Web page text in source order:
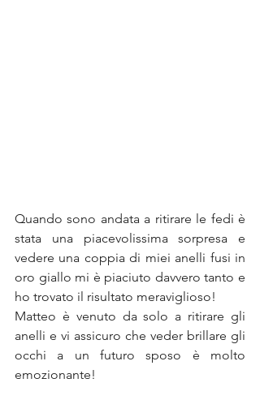
Quando sono andata a ritirare le fedi è
stata una piacevolissima sorpresa e
vedere una coppia di miei anelli fusi in
oro giallo mi è piaciuto davvero tanto e
ho trovato il risultato meraviglioso!
Matteo è venuto da solo a ritirare gli
anelli e vi assicuro che veder brillare gli
occhi a un futuro sposo è molto
emozionante!